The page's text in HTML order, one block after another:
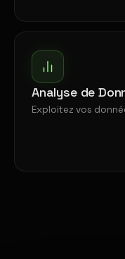
Analyse de
Exploitez vos